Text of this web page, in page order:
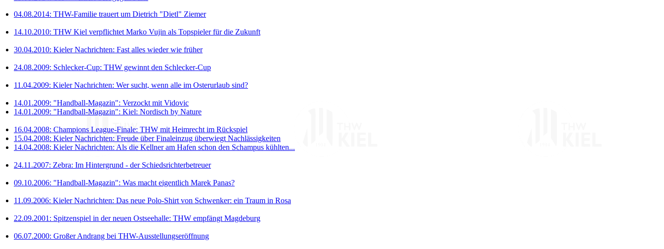
04.08.2014: THW-Familie trauert um Dietrich "Dietl" Ziemer
14.10.2010: THW Kiel verpflichtet Marko Vujin als Topspieler für die Zukunft
30.04.2010: Kieler Nachrichten: Fast alles wieder wie früher
24.08.2009: Schlecker-Cup: THW gewinnt den Schlecker-Cup
11.04.2009: Kieler Nachrichten: Wer sucht, wenn alle im Osterurlaub sind?
14.01.2009: "Handball-Magazin": Verzockt mit Vidovic
14.01.2009: "Handball-Magazin": Kiel: Nordisch by Nature
16.04.2008: Champions League-Finale: THW mit Heimrecht im Rückspiel
15.04.2008: Kieler Nachrichten: Freude über Finaleinzug überwiegt Nachlässigkeiten
14.04.2008: Kieler Nachrichten: Als die Kellner am Hafen schon den Schampus kühlten...
24.11.2007: Zebra: Im Hintergrund - der Schiedsrichterbetreuer
09.10.2006: "Handball-Magazin": Was macht eigentlich Marek Panas?
11.09.2006: Kieler Nachrichten: Das neue Polo-Shirt von Schwenker: ein Traum in Rosa
22.09.2001: Spitzenspiel in der neuen Ostseehalle: THW empfängt Magdeburg
06.07.2000: Großer Andrang bei THW-Ausstellungseröffnung